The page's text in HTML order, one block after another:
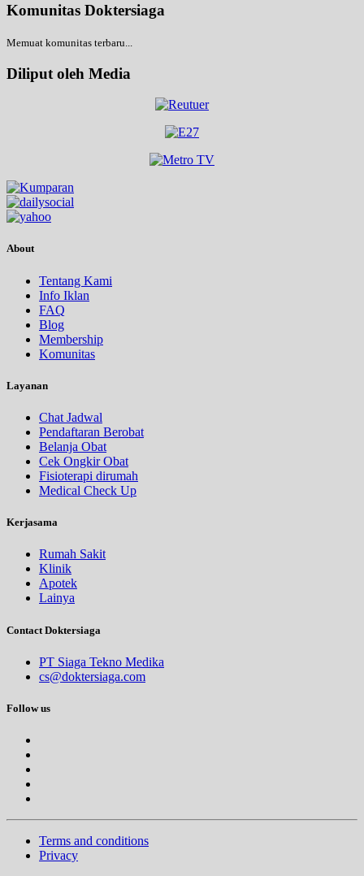
Komunitas Doktersiaga
Memuat komunitas terbaru...
Diliput oleh Media
About
Tentang Kami
Info Iklan
FAQ
Blog
Membership
Komunitas
Layanan
Chat Jadwal
Pendaftaran Berobat
Belanja Obat
Cek Ongkir Obat
Fisioterapi dirumah
Medical Check Up
Kerjasama
Rumah Sakit
Klinik
Apotek
Lainya
Contact Doktersiaga
PT Siaga Tekno Medika
cs@doktersiaga.com
Follow us
Terms and conditions
Privacy